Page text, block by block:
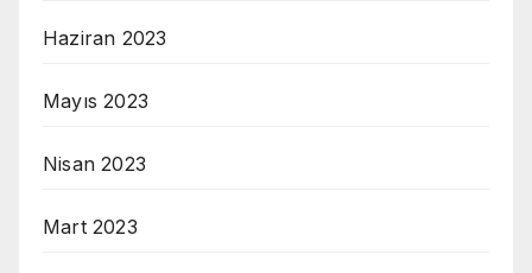
Haziran 2023
Mayıs 2023
Nisan 2023
Mart 2023